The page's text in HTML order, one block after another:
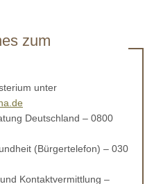
zum
unter
Deutschland – 0800
(Bürgertelefon) – 030
Kontaktvermittlung –